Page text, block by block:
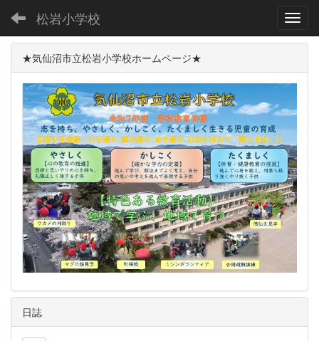
松岩小学校
★気仙沼市立松岩小学校ホームページ★
日誌